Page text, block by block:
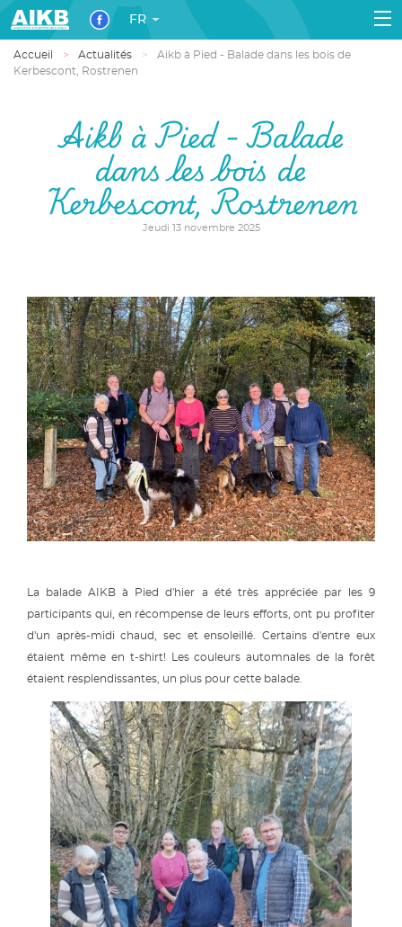
FR
Accueil Actualités
Aikb à Pied - Balade dans les bois de
Kerbescont, Rostrenen
Aikb à Pied - Balade
dans les bois de
Kerbescont, Rostrenen
Jeudi 13 novembre 2025
La balade AIKB à Pied d'hier a été très appréciée par les 9
participants qui, en récompense de leurs efforts, ont pu profiter
d'un après-midi chaud, sec et ensoleillé. Certains d'entre eux
étaient même en t-shirt! Les couleurs automnales de la forêt
étaient resplendissantes, un plus pour cette balade.